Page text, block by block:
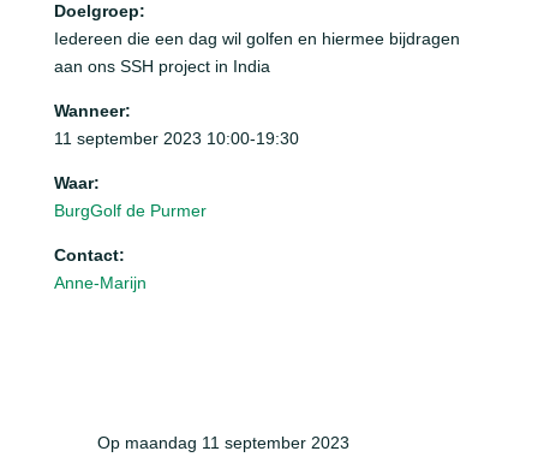
Doelgroep:
Iedereen die een dag wil golfen en hiermee bijdragen
aan ons SSH project in India
Wanneer:
11 september 2023 10:00-19:30
Waar:
BurgGolf de Purmer
Contact:
Anne-Marijn
Op maandag 11 september 2023